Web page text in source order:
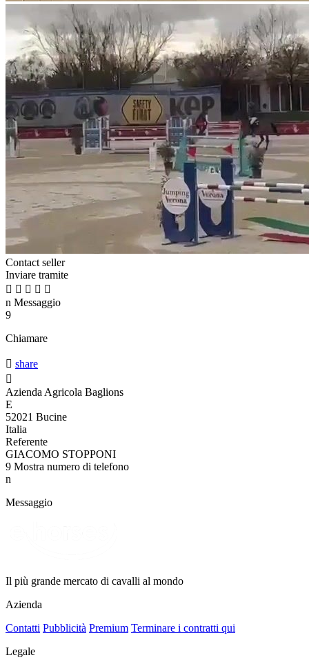
Contact seller
Inviare tramite
    
n Messaggio
9
Chiamare
 share

Azienda Agricola Baglions
E
52021 Bucine
Italia
Referente
GIACOMO STOPPONI
9 Mostra numero di telefono
n
Messaggio
Il più grande mercato di cavalli al mondo
Azienda
Contatti Pubblicità Premium Terminare i contratti qui
Legale